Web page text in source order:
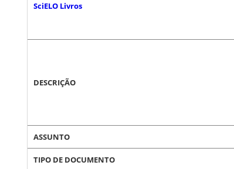
SciELO Livros
DESCRIÇÃO
ASSUNTO
TIPO DE DOCUMENTO